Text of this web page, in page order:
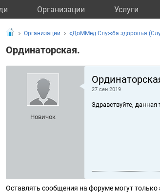
Организации Услуги
Организации «ДоММед Служба здоровья
Ординаторская.
Новичок
27 сен 2019
Здравствуйте,
Оставлять сообщения на форуме могут